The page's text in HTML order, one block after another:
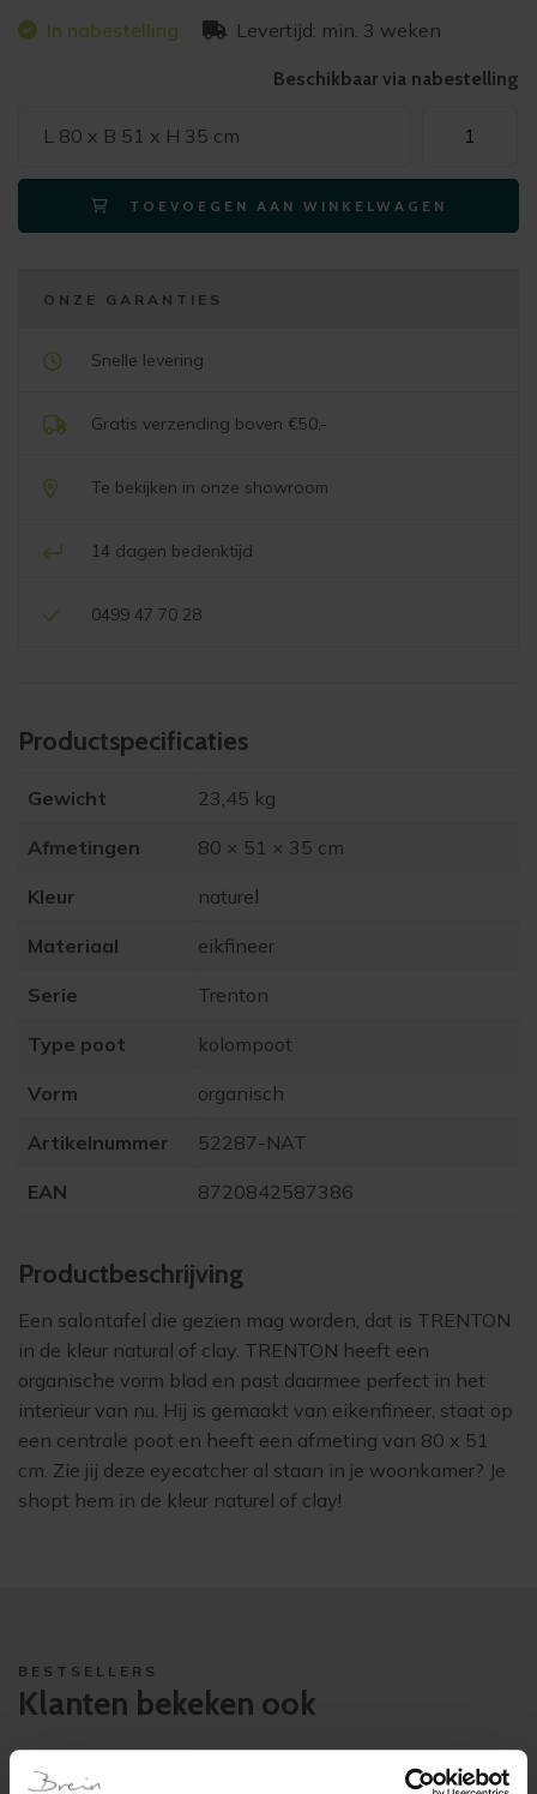
In nabestelling Levertijd: min. 3 weken
Beschikbaar via nabestelling
L 80 x B 51 x H 35 cm
salontafel
TRENTON
80x51cm
natural
TOEVOEGEN AAN WINKELWAGEN
ONZE GARANTIES
Snelle levering
Gratis verzending boven €50,-
Te bekijken in onze showroom
14 dagen bedenktijd
0499 47 70 28
Product­specificaties
Gewicht 23,45 kg
Afmetingen 80 × 51 × 35 cm
Kleur naturel
Materiaal eikfineer
Serie Trenton
Type poot kolompoot
Vorm organisch
Artikelnummer 52287-NAT
EAN 8720842587386
Product­beschrijving
Een salontafel die gezien mag worden, dat is TRENTON
in de kleur natural of clay. TRENTON heeft een
organische vorm blad en past daarmee perfect in het
interieur van nu. Hij is gemaakt van eikenfineer, staat op
een centrale poot en heeft een afmeting van 80 x 51
cm. Zie jij deze eyecatcher al staan in je woonkamer? Je
shopt hem in de kleur naturel of clay!
BESTSELLERS
Klanten bekeken ook